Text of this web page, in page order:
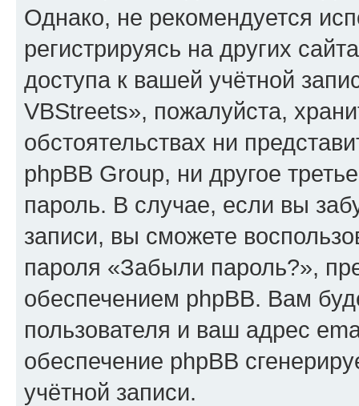
Однако, не рекомендуется
регистрируясь на других
доступа к вашей учётной
VBStreets», пожалуйста,
обстоятельствах ни
phpBB Group, ни другое
пароль. В случае, если вы
записи, вы сможете
пароля «Забыли пароль?»,
обеспечением phpBB. Вам
пользователя и ваш адрес
обеспечение phpBB
учётной записи.